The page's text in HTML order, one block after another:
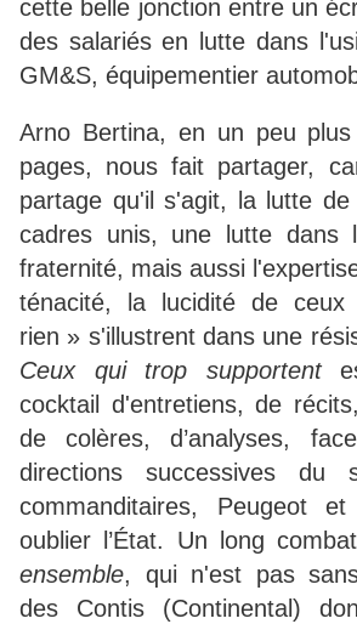
cette belle jonction entre un
des salariés en lutte dans
GM&S, équipementier
Arno Bertina, en un peu
pages, nous fait partager,
partage qu'il s'agit, la lutte
cadres unis, une lutte dans
fraternité, mais aussi
ténacité, la lucidité de
rien » s'illustrent dans une
Ceux qui trop supportent
cocktail d'entretiens, de
de colères, d’analyses,
directions successives du
commanditaires, Peugeot
oublier l’État. Un long
ensemble, qui n'est pas
des Contis (Continental)